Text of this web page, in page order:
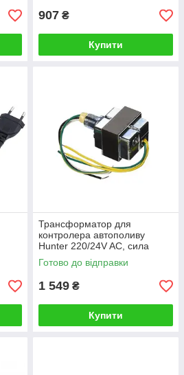
907 ₴
Купити
Трансформатор для
контролера автополиву
Hunter 220/24V AC, сила
струму 1А (Pro-C/X-CORE
зовнішній)
Готово до відправки
1 549 ₴
Купити